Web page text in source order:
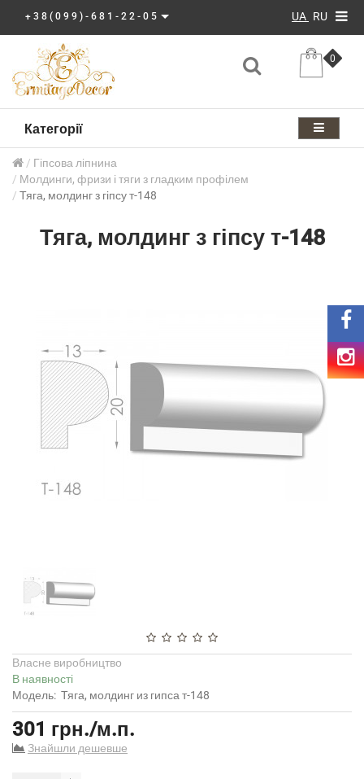
+38(099)-681-22-05 UA RU
0
Категорії
Гіпсова ліпнина
Молдинги, фризи і тяги з гладким профілем
Тяга, молдинг з гіпсу т-148
Тяга, молдинг з гіпсу т-148
Власне виробництво
В наявності
Модель: Тяга, молдинг из гипса т-148
301 грн./м.п.
Знайшли дешевше